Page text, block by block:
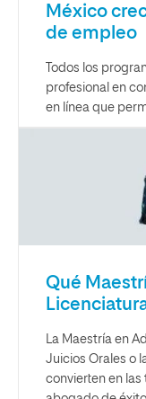
México
de empleo
Todos los
profesional en
en línea que
Qué
La Maestría en
Juicios Orales o
convierten en